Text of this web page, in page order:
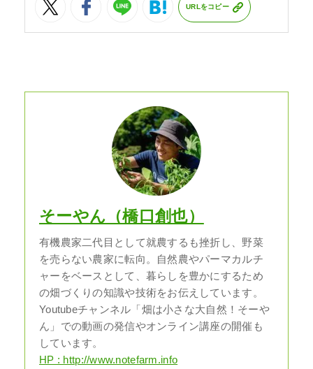
URLをコピー
そーやん（橋口創也）
有機農家二代目として就農するも挫折し、野菜
を売らない農家に転向。自然農やパーマカルチ
ャーをベースとして、暮らしを豊かにするため
の畑づくりの知識や技術をお伝えしています。
Youtubeチャンネル「畑は小さな大自然！そーや
ん」での動画の発信やオンライン講座の開催も
しています。
HP : http://www.notefarm.info